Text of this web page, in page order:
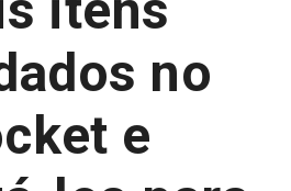
no
e